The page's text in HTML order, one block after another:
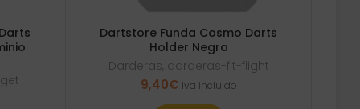
Dartstore Funda Cosmo Darts
Holder Negra
Darderas, darderas-fit-flight
9,40€ Iva incluido